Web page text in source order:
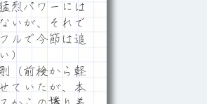
烈パワーには
いが、それで
ルで今節は追
）
（前検から軽
ていたが、本